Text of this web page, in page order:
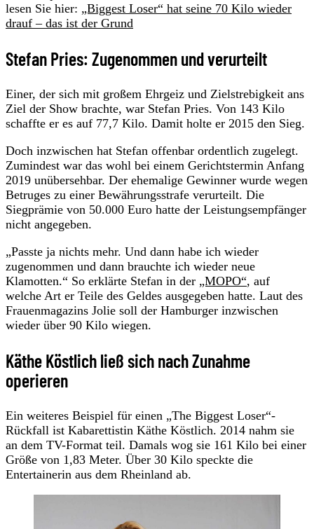
lesen Sie hier: „Biggest Loser“ hat seine 70 Kilo wieder
drauf – das ist der Grund
Stefan Pries: Zugenommen und verurteilt
Einer, der sich mit großem Ehrgeiz und Zielstrebigkeit ans
Ziel der Show brachte, war Stefan Pries. Von 143 Kilo
schaffte er es auf 77,7 Kilo. Damit holte er 2015 den Sieg.
Doch inzwischen hat Stefan offenbar ordentlich zugelegt.
Zumindest war das wohl bei einem Gerichtstermin Anfang
2019 unübersehbar. Der ehemalige Gewinner wurde wegen
Betruges zu einer Bewährungsstrafe verurteilt. Die
Siegprämie von 50.000 Euro hatte der Leistungsempfänger
nicht angegeben.
„Passte ja nichts mehr. Und dann habe ich wieder
zugenommen und dann brauchte ich wieder neue
Klamotten.“ So erklärte Stefan in der „MOPO“, auf
welche Art er Teile des Geldes ausgegeben hatte. Laut des
Frauenmagazins Jolie soll der Hamburger inzwischen
wieder über 90 Kilo wiegen.
Käthe Köstlich ließ sich nach Zunahme
operieren
Ein weiteres Beispiel für einen „The Biggest Loser“-
Rückfall ist Kabarettistin Käthe Köstlich. 2014 nahm sie
an dem TV-Format teil. Damals wog sie 161 Kilo bei einer
Größe von 1,83 Meter. Über 30 Kilo speckte die
Entertainerin aus dem Rheinland ab.